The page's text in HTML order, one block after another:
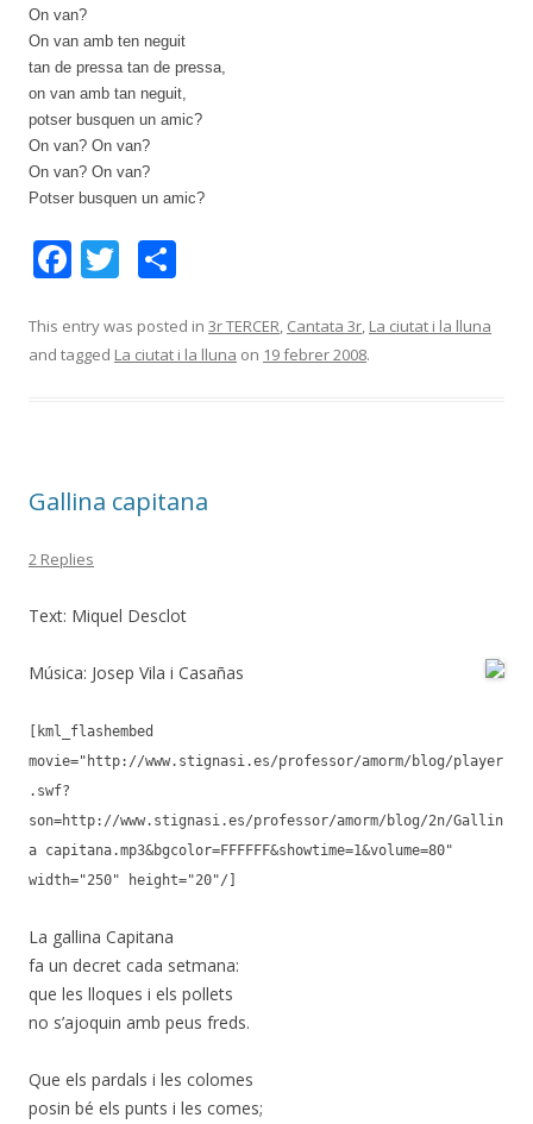
On van?
On van amb ten neguit
tan de pressa tan de pressa,
on van amb tan neguit,
potser busquen un amic?
On van? On van?
On van? On van?
Potser busquen un amic?
F
e
b
k
T
itt
er
m
p
ix
This entry was posted in 3r TERCER, Cantata 3r, La ciutat i la lluna
and tagged La ciutat i la lluna on 19 febrer 2008.
Gallina capitana
2 Replies
Text: Miquel Desclot
Música: Josep Vila i Casañas
[kml_flashembed
movie="http://www.stignasi.es/professor/amorm/blog/player
.swf?
son=http://www.stignasi.es/professor/amorm/blog/2n/Gallin
a capitana.mp3&bgcolor=FFFFFF&showtime=1&volume=80"
width="250" height="20"/]
La gallina Capitana
fa un decret cada setmana:
que les lloques i els pollets
no s’ajoquin amb peus freds.
Que els pardals i les colomes
posin bé els punts i les comes;